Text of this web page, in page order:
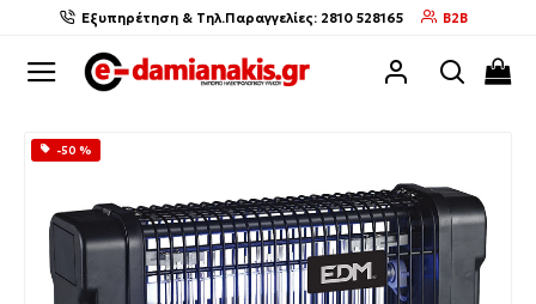
Εξυπηρέτηση & Τηλ.Παραγγελίες: 2810 528165 B2B
-50 %